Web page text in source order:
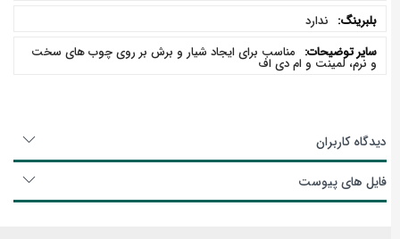
ندارد
مناسب برای ایجاد شیار و برش بر روی چوب های سخت
و نرم، لمینت و ام دی اف
دیدگاه کاربران
فایل های پیوست